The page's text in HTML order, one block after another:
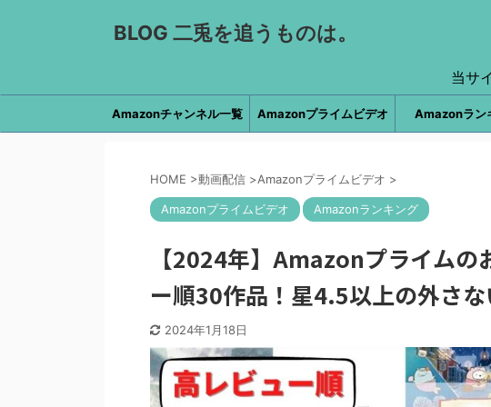
BLOG 二兎を追うものは。
当サ
Amazonチャンネル一覧 Amazonプライムビデオ Amazonラン
HOME >動画配信 >Amazonプライムビデオ >
Amazonプライムビデオ Amazonランキング
【2024年】Amazonプライムの
ー順30作品！星4.5以上の外さ
2024年1月18日